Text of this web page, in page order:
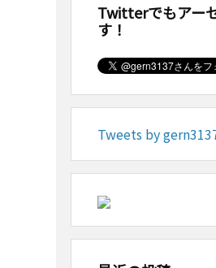
Twitterでもアー
す！
Tweets by